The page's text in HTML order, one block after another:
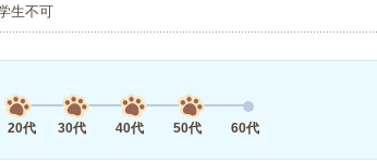
生不可
20代
30代 40代 50代 60代